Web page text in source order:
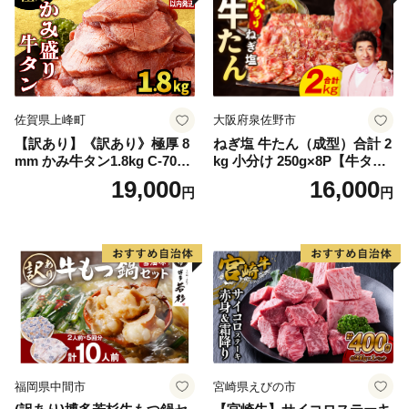
佐賀県上峰町
【訳あり】《訳あり》極厚 8
mm かみ牛タン1.8kg C-709-
19,000円
大阪府泉佐野市
ねぎ塩 牛たん（成型）合計 2
kg 小分け 250g×8P【牛タン
牛肉 焼肉用 薄切り 訳あり サ
16,000円
福岡県中間市 宮崎県えびの市